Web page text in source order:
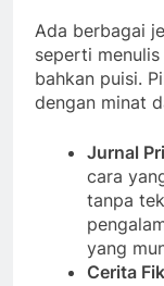
Ada berbagai
seperti
bahkan puisi.
dengan minat
Jurnal
cara
tanpa
yang
Cerita